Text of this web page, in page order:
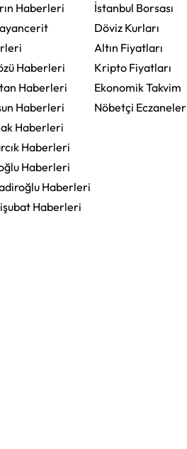
Haberleri
Haberleri
Haberleri
Haberleri
Haberleri
Haberleri
Haberleri
Haberleri
Haberleri
İstanbul Borsası
Döviz Kurları
Altın Fiyatları
Kripto Fiyatları
Ekonomik Takvim
Nöbetçi Eczaneler